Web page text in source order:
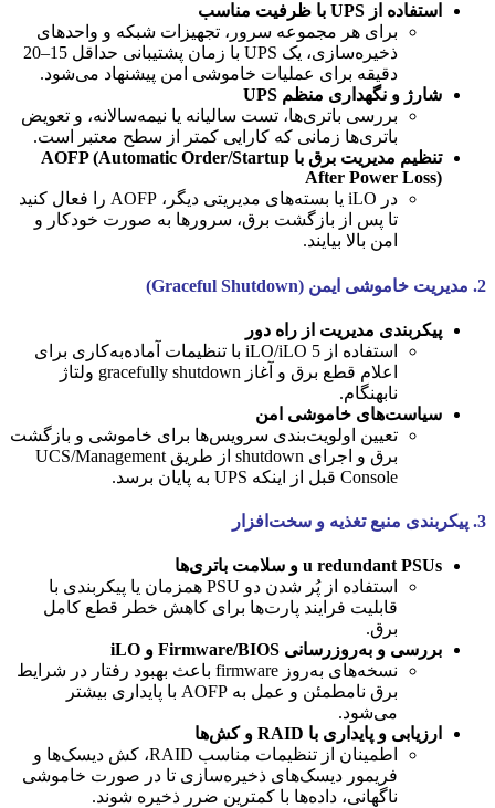
استفاده از UPS با ظرفیت مناسب
برای هر مجموعه سرور، تجهیزات شبکه و واحدهای
ذخیره‌سازی، یک UPS با زمان پشتیبانی حداقل 15–20
دقیقه برای عملیات خاموشی امن پیشنهاد می‌شود.
شارژ و نگهداری منظم UPS
بررسی باتری‌ها، تست سالیانه یا نیمه‌سالانه، و تعویض
باتری‌ها زمانی که کارایی کمتر از سطح معتبر است.
تنظیم مدیریت برق با AOFP (Automatic Order/Startup
After Power Loss)
در iLO یا بسته‌های مدیریتی دیگر، AOFP را فعال کنید
تا پس از بازگشت برق، سرورها به صورت خودکار و
امن بالا بیایند.
2. مدیریت خاموشی ایمن (Graceful Shutdown)
پیکربندی مدیریت از راه دور
استفاده از iLO/iLO 5 با تنظیمات آماده‌به‌کاری برای
اعلام قطع برق و آغاز gracefully shutdown ولتاژ
نابهنگام.
سیاست‌های خاموشی امن
تعیین اولویت‌بندی سرویس‌ها برای خاموشی و بازگشت
برق و اجرای shutdown از طریق UCS/Management
Console قبل از اینکه UPS به پایان برسد.
3. پیکربندی منبع تغذیه و سخت‌افزار
u redundant PSUs و سلامت باتری‌ها
استفاده از پُر شدن دو PSU همزمان یا پیکربندی با
قابلیت فرایند پارت‌ها برای کاهش خطر قطع کامل
برق.
بررسی و به‌روزرسانی Firmware/BIOS و iLO
نسخه‌های به‌روز firmware باعث بهبود رفتار در شرایط
برق نامطمئن و عمل به AOFP با پایداری بیشتر
می‌شود.
ارزیابی و پایداری با RAID و کش‌ها
اطمینان از تنظیمات مناسب RAID، کش دیسک‌ها و
فریمور دیسک‌های ذخیره‌سازی تا در صورت خاموشی
ناگهانی، داده‌ها با کمترین ضرر ذخیره شوند.